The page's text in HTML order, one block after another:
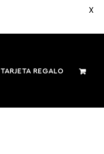
TARJETA REGALO
X